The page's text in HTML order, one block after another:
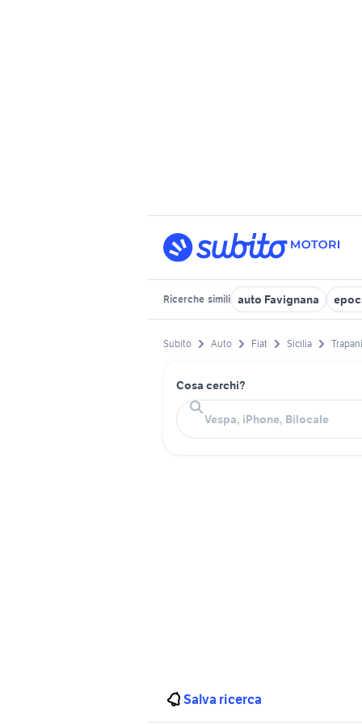
Ricerche simili auto Favignana
Subito Auto Fiat Sicilia
Cosa cerchi?
Salva ricerca